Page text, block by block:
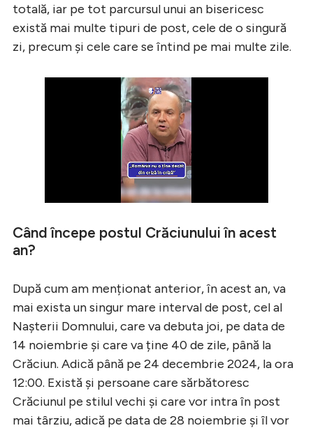
totală, iar pe tot parcursul unui an bisericesc
există mai multe tipuri de post, cele de o singură
zi, precum și cele care se întind pe mai multe zile.
Când începe postul Crăciunului în acest
an?
După cum am menționat anterior, în acest an, va
mai exista un singur mare interval de post, cel al
Nașterii Domnului, care va debuta joi, pe data de
14 noiembrie și care va ține 40 de zile, până la
Crăciun. Adică până pe 24 decembrie 2024, la ora
12:00. Există și persoane care sărbătoresc
Crăciunul pe stilul vechi și care vor intra în post
mai târziu, adică pe data de 28 noiembrie și îl vor